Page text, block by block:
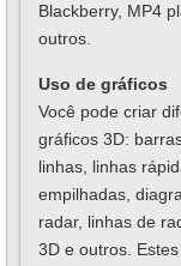
Blackberry, MP4
outros.
Uso de gráficos
Você pode criar
gráficos 3D:
linhas, linhas
empilhadas,
radar, linhas de
3D e outros.